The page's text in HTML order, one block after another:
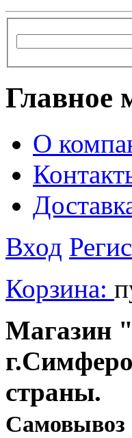
Главное
О
Вход
Корзина:
Магазин
страны.
Cамовывоз